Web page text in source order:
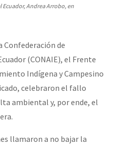
Ecuador, Andrea Arrobo, en
Confederación de
(CONAIE), el Frente
Indígena y Campesino
celebraron el fallo
ambiental y, por ende, el
llamaron a no bajar la